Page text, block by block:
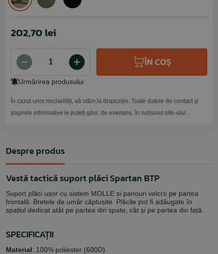
202,70 lei
ÎN COȘ
Urmărirea produsului
În cazul unor neclarități, vă stăm la dispoziție. Toate datele de contact și
paginile informative le puteți găsi, de exemplu, în subsolul site-ului.
Despre produs
Vestă tactică suport plăci Spartan BTP
Suport plăci ușor cu sistem MOLLE și panouri velcro pe partea
frontală. Bretele de umăr căptușite. Plăcile pot fi adăugate în
spațiul dedicat atât pe partea din spate, cât și pe partea din față.
SPECIFICAȚII
Material: 100% poliester (600D)